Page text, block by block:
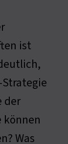
ist
der
können
Was